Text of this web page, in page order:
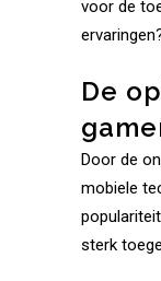
voor de
De
Door de
mobiele
sterk